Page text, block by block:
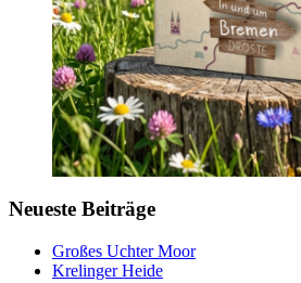
Neueste Beiträge
Großes Uchter Moor
Krelinger Heide